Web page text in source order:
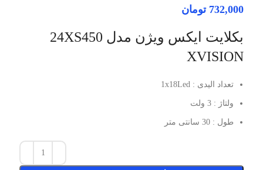
732,000 تومان
بکلایت ایکس ویژن مدل 24XS450
XVISION
تعداد الیدی : 1x18Led
ولتاژ : 3 ولت
طول : 30 سانتی متر